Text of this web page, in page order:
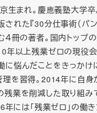
生まれ。慶應義塾大学卒
された『30分仕事術（パ
４冊の著者。国内トップ
年以上残業ゼロの現役会
に悩んだことをきっかけ
理を習得。2014年に自身
残業を削減した取り組み
年には「残業ゼロ」の働